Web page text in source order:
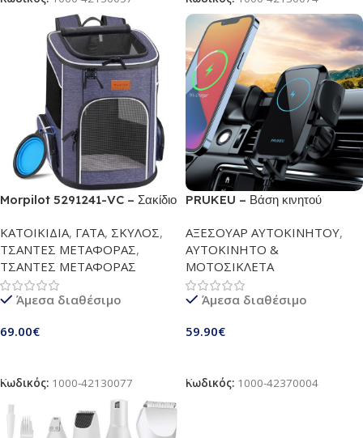
Morpilot ‎5291241-VC – Σακίδιο
Αεριζόμενο και πτυσσόμενο
σακίδιο πλάτης για γάτες &
σκύλους | Με εσωτερική ζώνη
ασφαλείας & πτυσσόμενο μπολ
| Τσάντα μεταφοράς κατοικιδίων
πεζοπορία | Μπλε
ΚΑΤΟΙΚΙΔΙΑ, ΓΑΤΑ, ΣΚΥΛΟΣ,
ΤΣΑΝΤΕΣ ΜΕΤΑΦΟΡΑΣ,
ΤΣΑΝΤΕΣ ΜΕΤΑΦΟΡΑΣ
Άμεσα διαθέσιμο
69.00€
Κωδικός: 1000-42130077
PRUKEU – Βάση κινητού
λειτουργία φόρτισης 15 W, Qi
Charging Station | Ασύρματο
φορτιστή αυτοκινήτου για
iPhone, Galaxy OnePlus,
Xiaomi κτλ
ΑΞΕΣΟΥΑΡ ΑΥΤΟΚΙΝΗΤΟΥ,
ΑΥΤΟΚΙΝΗΤΟ &
ΜΟΤΟΣΙΚΛΕΤΑ
Άμεσα διαθέσιμο
59.90€
Κωδικός: 1000-42370004